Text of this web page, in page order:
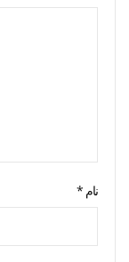
نام *